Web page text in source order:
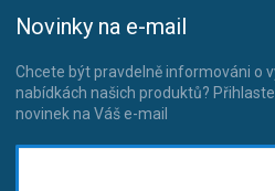
Novinky na e-mail
Chcete být pravdelně informováni o
nabídkách našich produktů?
novinek na Váš e-mail